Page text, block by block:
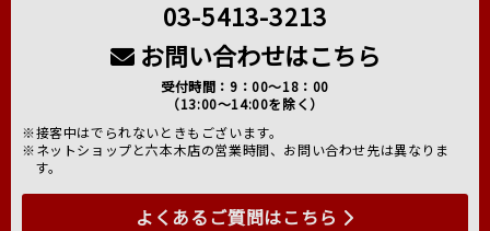
03-5413-3213
お問い合わせはこちら
受付時間：9：00～18：00
（13:00～14:00を除く）
※接客中はでられないときもございます。
※ネットショップと六本木店の営業時間、お問い合わせ先は異なりま
す。
よくあるご質問はこちら